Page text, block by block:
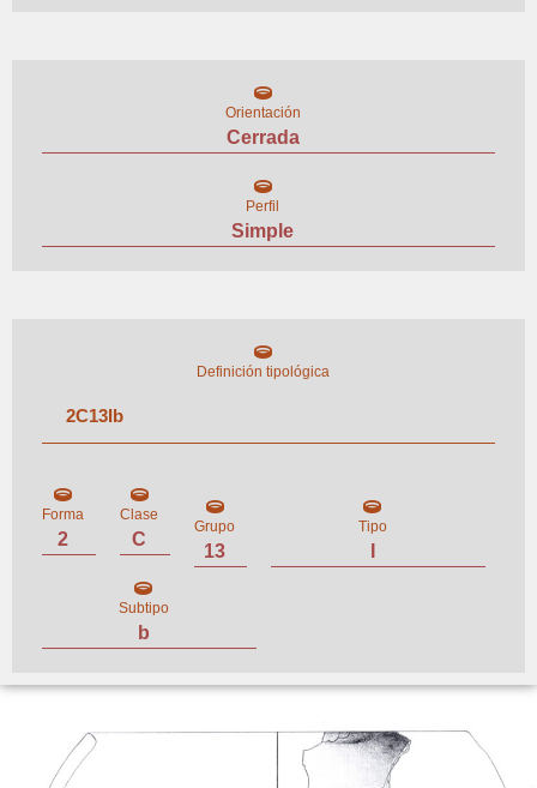
Orientación
Cerrada
Perfil
Simple
Definición tipológica
2C13Ib
Forma
2
Clase
C
Grupo
13
Tipo
Subtipo
b